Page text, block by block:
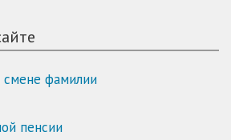
фамилии
пенсии